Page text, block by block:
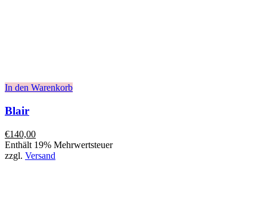
In den Warenkorb
Blair
€140,00
Enthält 19% Mehrwertsteuer
zzgl. Versand